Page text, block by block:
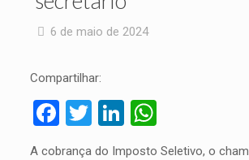
6 de maio de 2024
Compartilhar:
Facebook
TwitterLinkedIn
A cobrança do Imposto Seletivo, o